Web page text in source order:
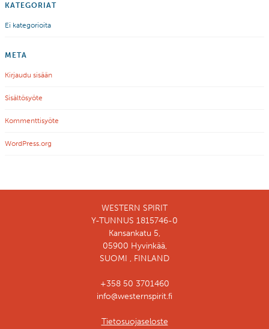
KATEGORIAT
Ei kategorioita
META
Kirjaudu sisään
Sisältösyöte
Kommenttisyöte
WordPress.org
WESTERN SPIRIT
Y-TUNNUS 1815746-0
Kansankatu 5,
05900 Hyvinkää,
SUOMI , FINLAND
+358 50 3701460
info@westernspirit.fi
Tietosuojaseloste